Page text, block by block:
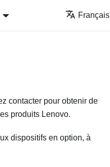
Français
contacter pour obtenir de
produits Lenovo.
dispositifs en option, à